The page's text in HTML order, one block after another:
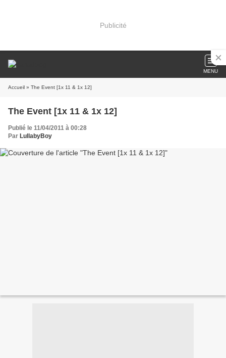
Publicité
MENU
Accueil » The Event [1x 11 & 1x 12]
The Event [1x 11 & 1x 12]
Publié le 11/04/2011 à 00:28
Par LullabyBoy